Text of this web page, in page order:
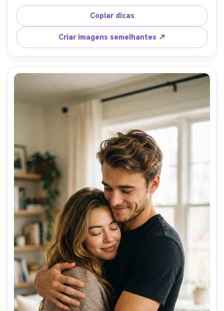
exatamente as mesmas. Um abraço deve ser tranquilo,
reconfortante e profundamente emocional. Iluminação
difusa suave, tons quentes, sombras suaves. Expressão
descontraída, contato físico natural. Estilo fotorrealista
suave cinematográfico. Nenhum desenho animado,
nenhuma ilustração, nenhum exagero.
Copiar dicas
Criar imagens semelhantes ↗